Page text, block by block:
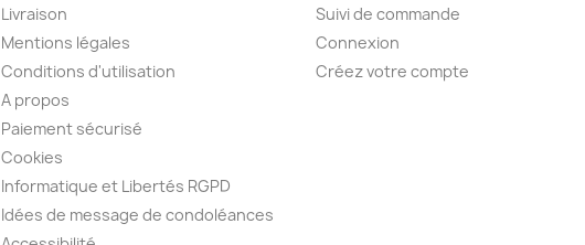
Livraison
Mentions légales
Conditions d'utilisation
A propos
Paiement sécurisé
Cookies
Informatique et Libertés RGPD
Idées de message de condoléances
Suivi de commande
Connexion
Créez votre compte